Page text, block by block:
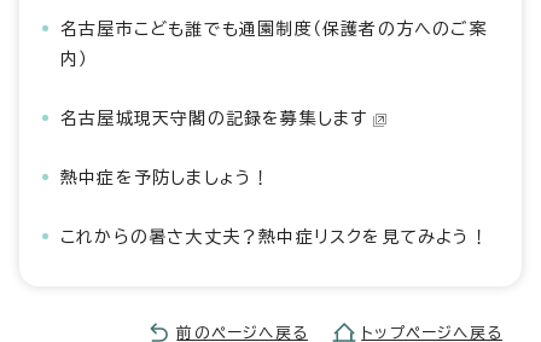
名古屋市こども誰でも通園制度（保護者の方へのご案
内）
名古屋城現天守閣の記録を募集します
熱中症を予防しましょう！
これからの暑さ大丈夫？熱中症リスクを見てみよう！
前のページへ戻る トップページへ戻る